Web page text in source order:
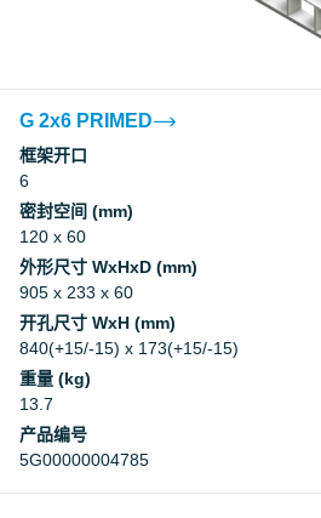
G 2x6 PRIMED
框架开口
6
密封空间 (mm)
120 x 60
外形尺寸 WxHxD (mm)
905 x 233 x 60
开孔尺寸 WxH (mm)
840(+15/-15) x 173(+15/-15)
重量 (kg)
13.7
产品编号
5G00000004785